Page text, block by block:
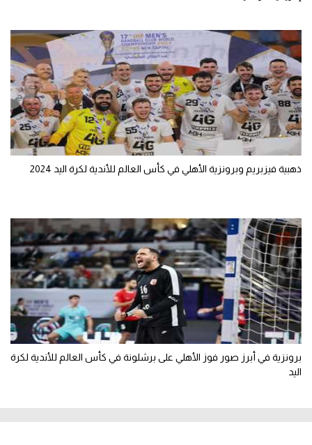
ذهبية فيزبريم وبرونزية الأهلي في كأس العالم للأندية لكرة اليد 2024
برونزية في أبرز صور فوز الأهلي على برشلونة في كأس العالم للأندية لكرة
اليد